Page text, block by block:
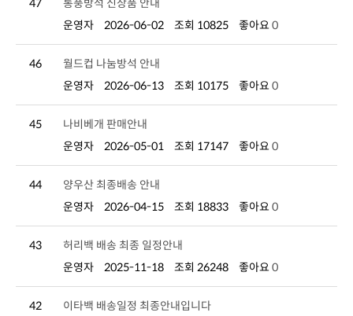
47
통풍방석 신상품 안내
운영자
2026-06-02 조회 10825 좋아요 0
46
월드컵 나눔방석 안내
운영자
2026-06-13 조회 10175 좋아요 0
45
나비베개 판매안내
운영자
2026-05-01 조회 17147 좋아요 0
44
양우산 최종배송 안내
운영자
2026-04-15 조회 18833 좋아요 0
43
허리백 배송 최종 일정안내
운영자
2025-11-18 조회 26248 좋아요 0
42
이타백 배송일정 최종안내입니다